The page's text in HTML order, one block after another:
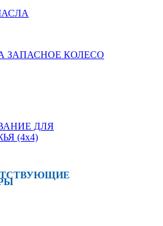
ЗАПАСНОЕ КОЛЕСО
ДЛЯ
(4x4)